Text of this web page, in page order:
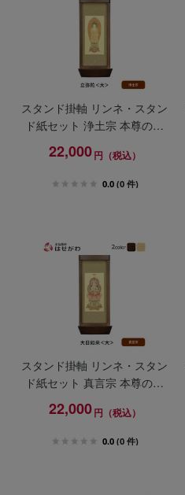
スタンド掛軸 リンネ・スタン
ド紙セット 浄土宗 本尊のみ
大
22,000円（税込）
0.0 (0 件)
スタンド掛軸 リンネ・スタン
ド紙セット 真言宗 本尊のみ
大
22,000円（税込）
0.0 (0 件)